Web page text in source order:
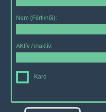
Nem (Férfi/női):
AKtív / inaktív:
Kard